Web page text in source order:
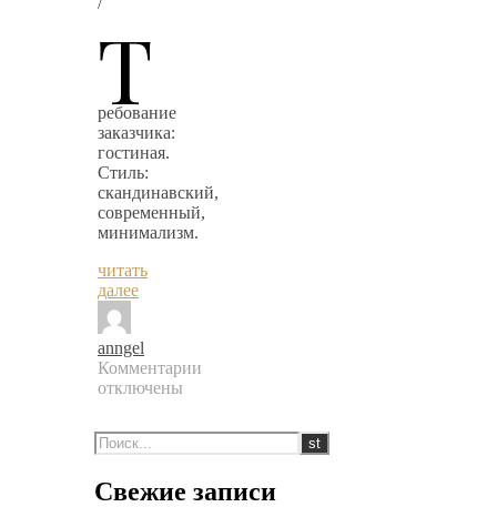
Т
ребование
заказчика:
гостиная.
Стиль:
скандинавский,
современный,
минимализм.
читать
далее
anngel
Комментарии
к
«Воздушный
отключены
Свежие записи